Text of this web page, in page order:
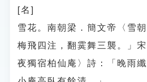
[名]
雪花。南朝梁．簡文帝〈雪
梅飛四注，翻霙舞三襲。」
夜獨宿柏仙庵〉詩：「晚雨纖